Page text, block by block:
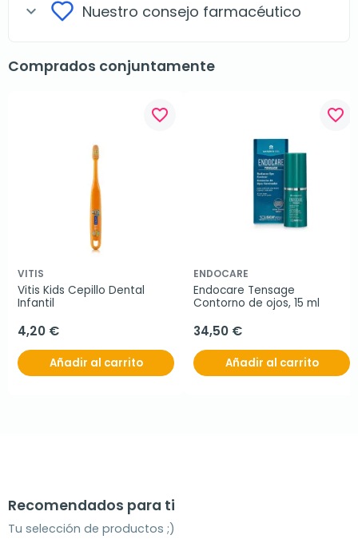
expand_more Nuestro consejo farmacéutico
Comprados conjuntamente
favorite_border
VITIS
Vitis Kids Cepillo Dental
Infantil
4,20 €
Añadir al carrito
favorite_border
ENDOCARE
Endocare Tensage
Contorno de ojos, 15 ml
34,50 €
Añadir al carrito
Recomendados para ti
Tu selección de productos ;)